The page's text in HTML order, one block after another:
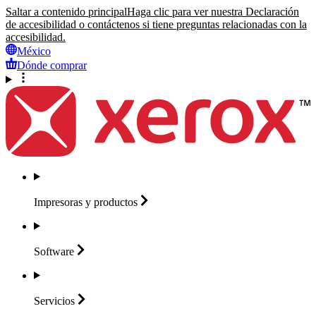
Saltar a contenido principalHaga clic para ver nuestra Declaración
de accesibilidad o contáctenos si tiene preguntas relacionadas con la
accesibilidad.
México
Dónde comprar
Impresoras y productos
Software
Servicios